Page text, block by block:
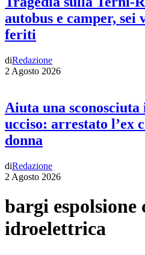
autobus e camper, sei
feriti
diRedazione
2 Agosto 2026
Aiuta una
ucciso: arrestato l’ex
donna
diRedazione
2 Agosto 2026
bargi espolsione
idroelettrica